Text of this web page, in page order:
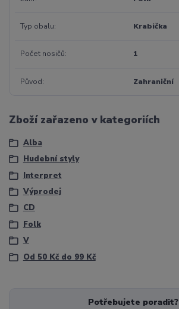
Typ obalu Krabička
Počet nosičů 1
Původ Zahraniční
Zboží zařazeno v kategoriích
Alba
Hudební styly
Interpret
Výprodej
CD
Folk
V
Od 50 Kč do 99 Kč
Potřebujete poradit?